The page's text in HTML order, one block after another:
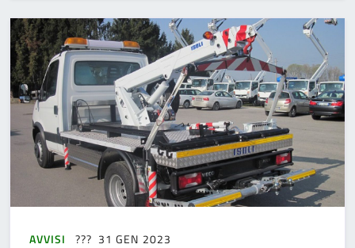
AVVISI 31 GEN 2023